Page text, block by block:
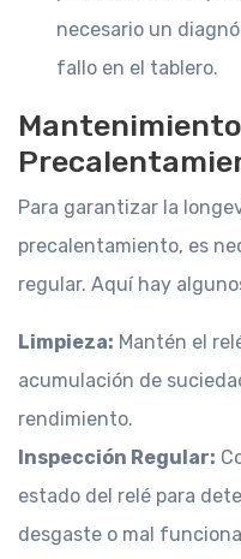
necesario un
fallo en el tablero.
Para garantizar la
precalentamiento, es
regular. Aquí hay
Limpieza: Mantén el
acumulación de
rendimiento.
Inspección Regular:
estado del relé para
desgaste o mal